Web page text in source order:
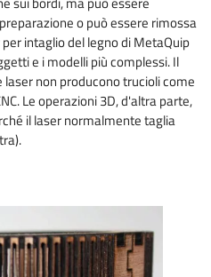
o può essere rimossa
intaglio del legno di MetaQuip
e i modelli più complessi. Il
non producono trucioli come
Le operazioni 3D, d'altra parte,
il laser normalmente taglia